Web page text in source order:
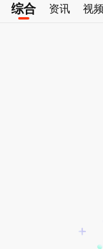
综合 资讯 视频